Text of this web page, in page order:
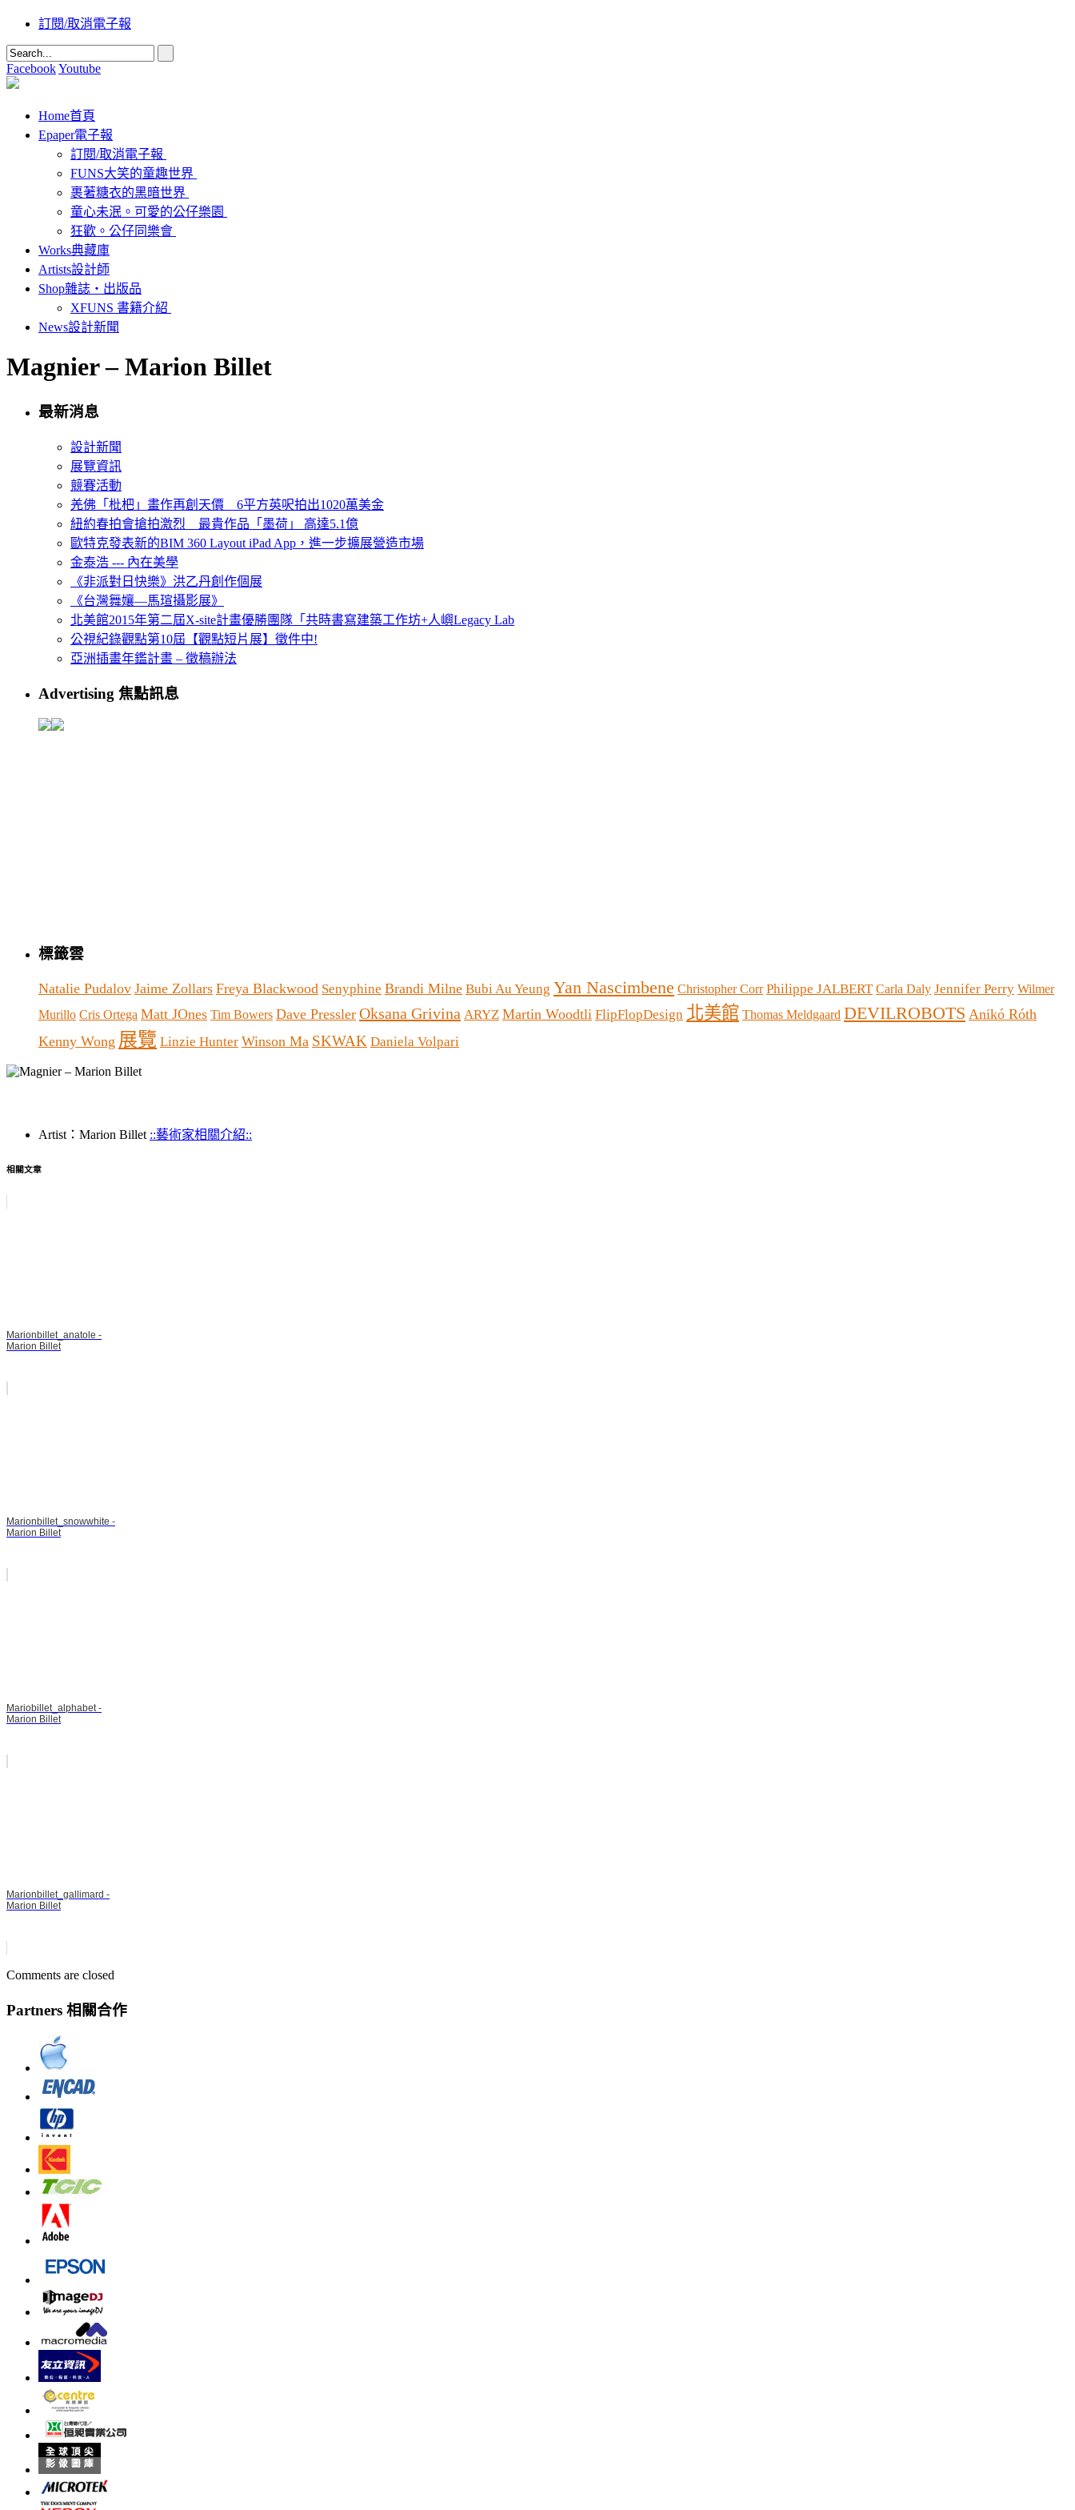
訂閱/取消電子報
FacebookYoutube
Home首頁
Epaper電子報
訂閱/取消電子報
FUNS大笑的童趣世界
裹著糖衣的黑暗世界
童心未泯。可愛的公仔樂園
狂歡。公仔同樂會
Works典藏庫
Artists設計師
Shop雜誌‧出版品
XFUNS 書籍介紹
News設計新聞
Magnier – Marion Billet
最新消息
設計新聞
展覽資訊
競賽活動
羌佛「枇杷」畫作再創天價 6平方英呎拍出1020萬美金
紐約春拍會搶拍激烈 最貴作品「墨荷」 高達5.1億
歐特克發表新的BIM 360 Layout iPad App，進一步擴展營造市場
金泰浩 --- 內在美學
《非派對日快樂》洪乙丹創作個展
《台灣舞孃—馬瑄攝影展》
北美館2015年第二屆X-site計畫優勝團隊「共時書寫建築工作坊+人嶼Legacy Lab
公視紀錄觀點第10屆【觀點短片展】徵件中!
亞洲插畫年鑑計畫 – 徵稿辦法
Advertising 焦點訊息
標籤雲
Natalie Pudalov Jaime Zollars Freya Blackwood Senyphine Brandi Milne Bubi Au Yeung Yan Nascimbene Christopher Corr Philippe JALBERT Carla Daly Jennifer Perry Wilmer
Murillo Cris Ortega Matt JOnes Tim Bowers Dave Pressler Oksana Grivina ARYZ Martin Woodtli FlipFlopDesign 北美館 Thomas Meldgaard DEVILROBOTS Anikó Róth
Kenny Wong 展覽 Linzie Hunter Winson Ma SKWAK Daniela Volpari
Artist：Marion Billet ::藝術家相關介紹::
相關文章
Marionbillet_anatole -
Marion Billet
Marionbillet_snowwhite -
Marion Billet
Mariobillet_alphabet -
Marion Billet
Marionbillet_gallimard -
Marion Billet
Comments are closed
Partners 相關合作